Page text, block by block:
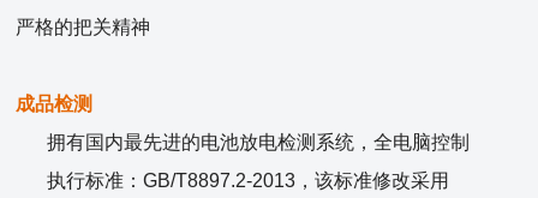
严格的把关精神
成品检测
拥有国内最先进的电池放电检测系统，全电脑控制
执行标准：GB/T8897.2-2013，该标准修改采用